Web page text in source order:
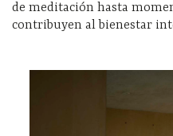
de meditación hasta
contribuyen al bienestar